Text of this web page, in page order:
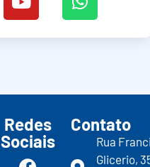
Redes
Sociais
Contato
Rua
Glicerio,